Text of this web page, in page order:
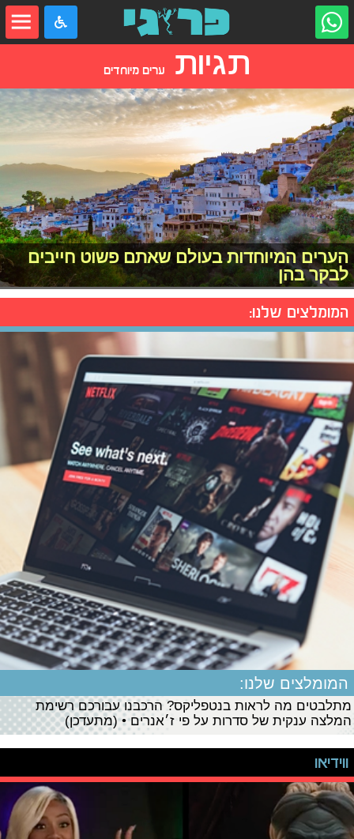
תגיות ערים מיוחדים
הערים המיוחדות בעולם שאתם פשוט חייבים
לבקר בהן
המומלצים שלנו:
המומלצים שלנו:
מתלבטים מה לראות בנטפליקס? הרכבנו עבורכם רשימת
המלצה ענקית של סדרות על פי ז׳אנרים • (מתעדכן)
ווידיאו